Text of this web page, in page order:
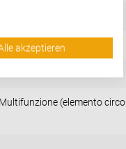
(elemento
akzeptieren